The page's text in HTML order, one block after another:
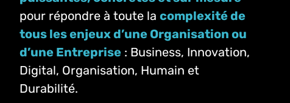
pour répondre à toute la complexité de
tous les enjeux d’une Organisation ou
d’une Entreprise: Business, Innovation,
Digital, Organisation, Humain et
Durabilité.